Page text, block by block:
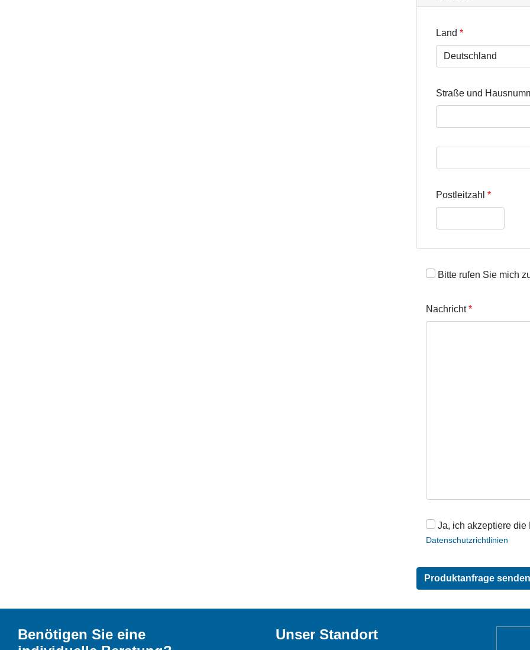
Land
Straße und
Postleitzahl
Bitte rufen Sie mich
Nachricht
Ja, ich akzeptiere
Datenschutzrichtlinien
Benötigen Sie eine
Unser Standort